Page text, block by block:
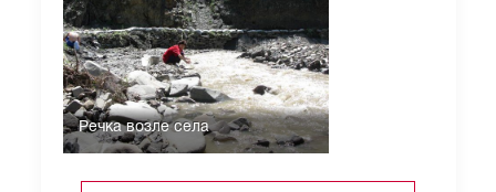
Речка возле села